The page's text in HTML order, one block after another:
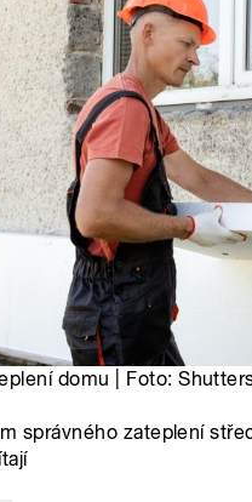
domu | Foto:
správného zateplení